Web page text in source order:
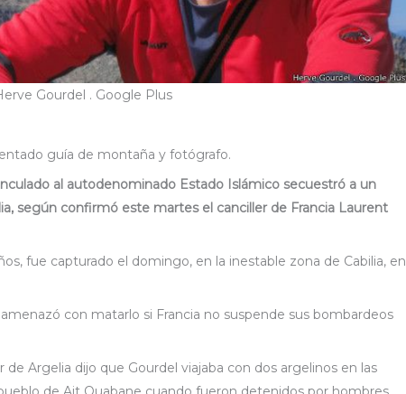
Gourdel . Google Plus
guía de montaña y fotógrafo.
al autodenominado Estado Islámico secuestró a un
según confirmó este martes el canciller de Francia Laurent
fue capturado el domingo, en la inestable zona de Cabilia, en
con matarlo si Francia no suspende sus bombardeos
de Argelia dijo que Gourdel viajaba con dos argelinos en las